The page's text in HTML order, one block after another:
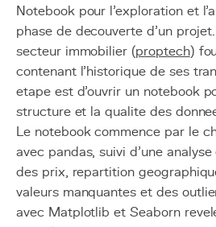
Notebook pour l'exploration et
phase de decouverte d'un
secteur immobilier (proptech)
contenant l'historique de ses
etape est d'ouvrir un notebook
structure et la qualite des
Le notebook commence par le
avec pandas, suivi d'une
des prix, repartition
valeurs manquantes et des
avec Matplotlib et Seaborn